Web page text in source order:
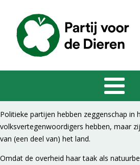
Politieke partijen hebben zeggenschap in
volksvertegenwoordigers hebben, maar
van (een deel van) het land.
Omdat de overheid haar taak als